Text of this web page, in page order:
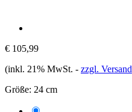
€ 105,99
(inkl. 21% MwSt. - zzgl. Versand
Größe: 24 cm